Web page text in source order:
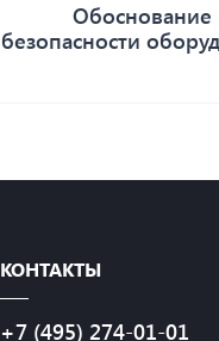
Обоснование
безопасности
КОНТАКТЫ
+7 (495) 274-01-01